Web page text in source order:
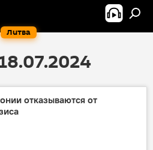
Литва
отказываются от